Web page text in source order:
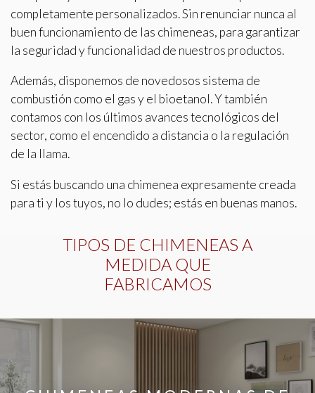
completamente personalizados. Sin renunciar nunca al
buen funcionamiento de las chimeneas, para garantizar
la seguridad y funcionalidad de nuestros productos.
Además, disponemos de novedosos sistema de
combustión como el gas y el bioetanol. Y también
contamos con los últimos avances tecnológicos del
sector, como el encendido a distancia o la regulación
de la llama.
Si estás buscando una chimenea expresamente creada
para ti y los tuyos, no lo dudes; estás en buenas manos.
TIPOS DE CHIMENEAS A
MEDIDA QUE
FABRICAMOS
Modificar cookies
Este sitio web utiliza Cookies propias para recopilar
información con la finalidad de mejorar nuestros servicios.
Si continua navegando, supone la aceptación de la
instalación de las mismas. El usuario tiene la posibilidad
de configurar su navegador pudiendo, si así lo desea,
dificultades de navegación de la página web.
Permiten realizar el seguimiento y análisis del